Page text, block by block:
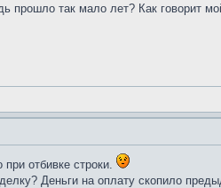
прошло так мало лет? Как говорит
отбивке строки.
Деньги на оплату скопило